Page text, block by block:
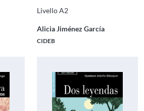
Livello A2
Alicia Jiménez García
CIDEB